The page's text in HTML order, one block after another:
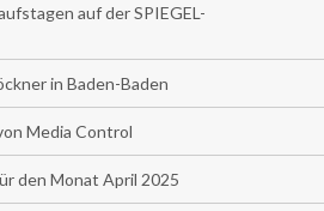
auf der SPIEGEL-
in Baden-Baden
Media Control
den Monat April 2025